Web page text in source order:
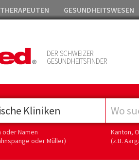
THERAPEUTEN GESUNDHEITSWESEN
DER SCHWEIZER
GESUNDHEITSFINDER
oder Namen
oder Müller)
Kanton,
(z.B.